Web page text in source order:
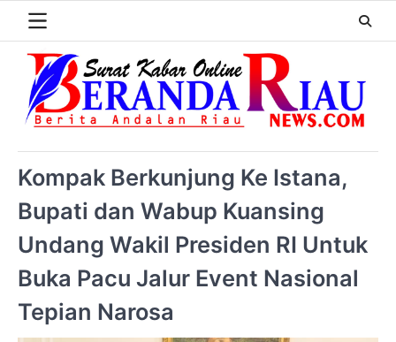
Kompak Berkunjung Ke Istana,
Bupati dan Wabup Kuansing
Undang Wakil Presiden RI Untuk
Buka Pacu Jalur Event Nasional
Tepian Narosa